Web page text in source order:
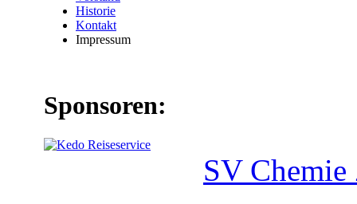
Historie
Kontakt
Impressum
Sponsoren:
SV